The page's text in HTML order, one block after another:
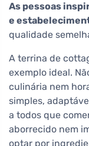
As pessoas
e
qualidade
A terrina de
exemplo ideal.
culinária nem
simples,
a todos que
aborrecido nem
optar por